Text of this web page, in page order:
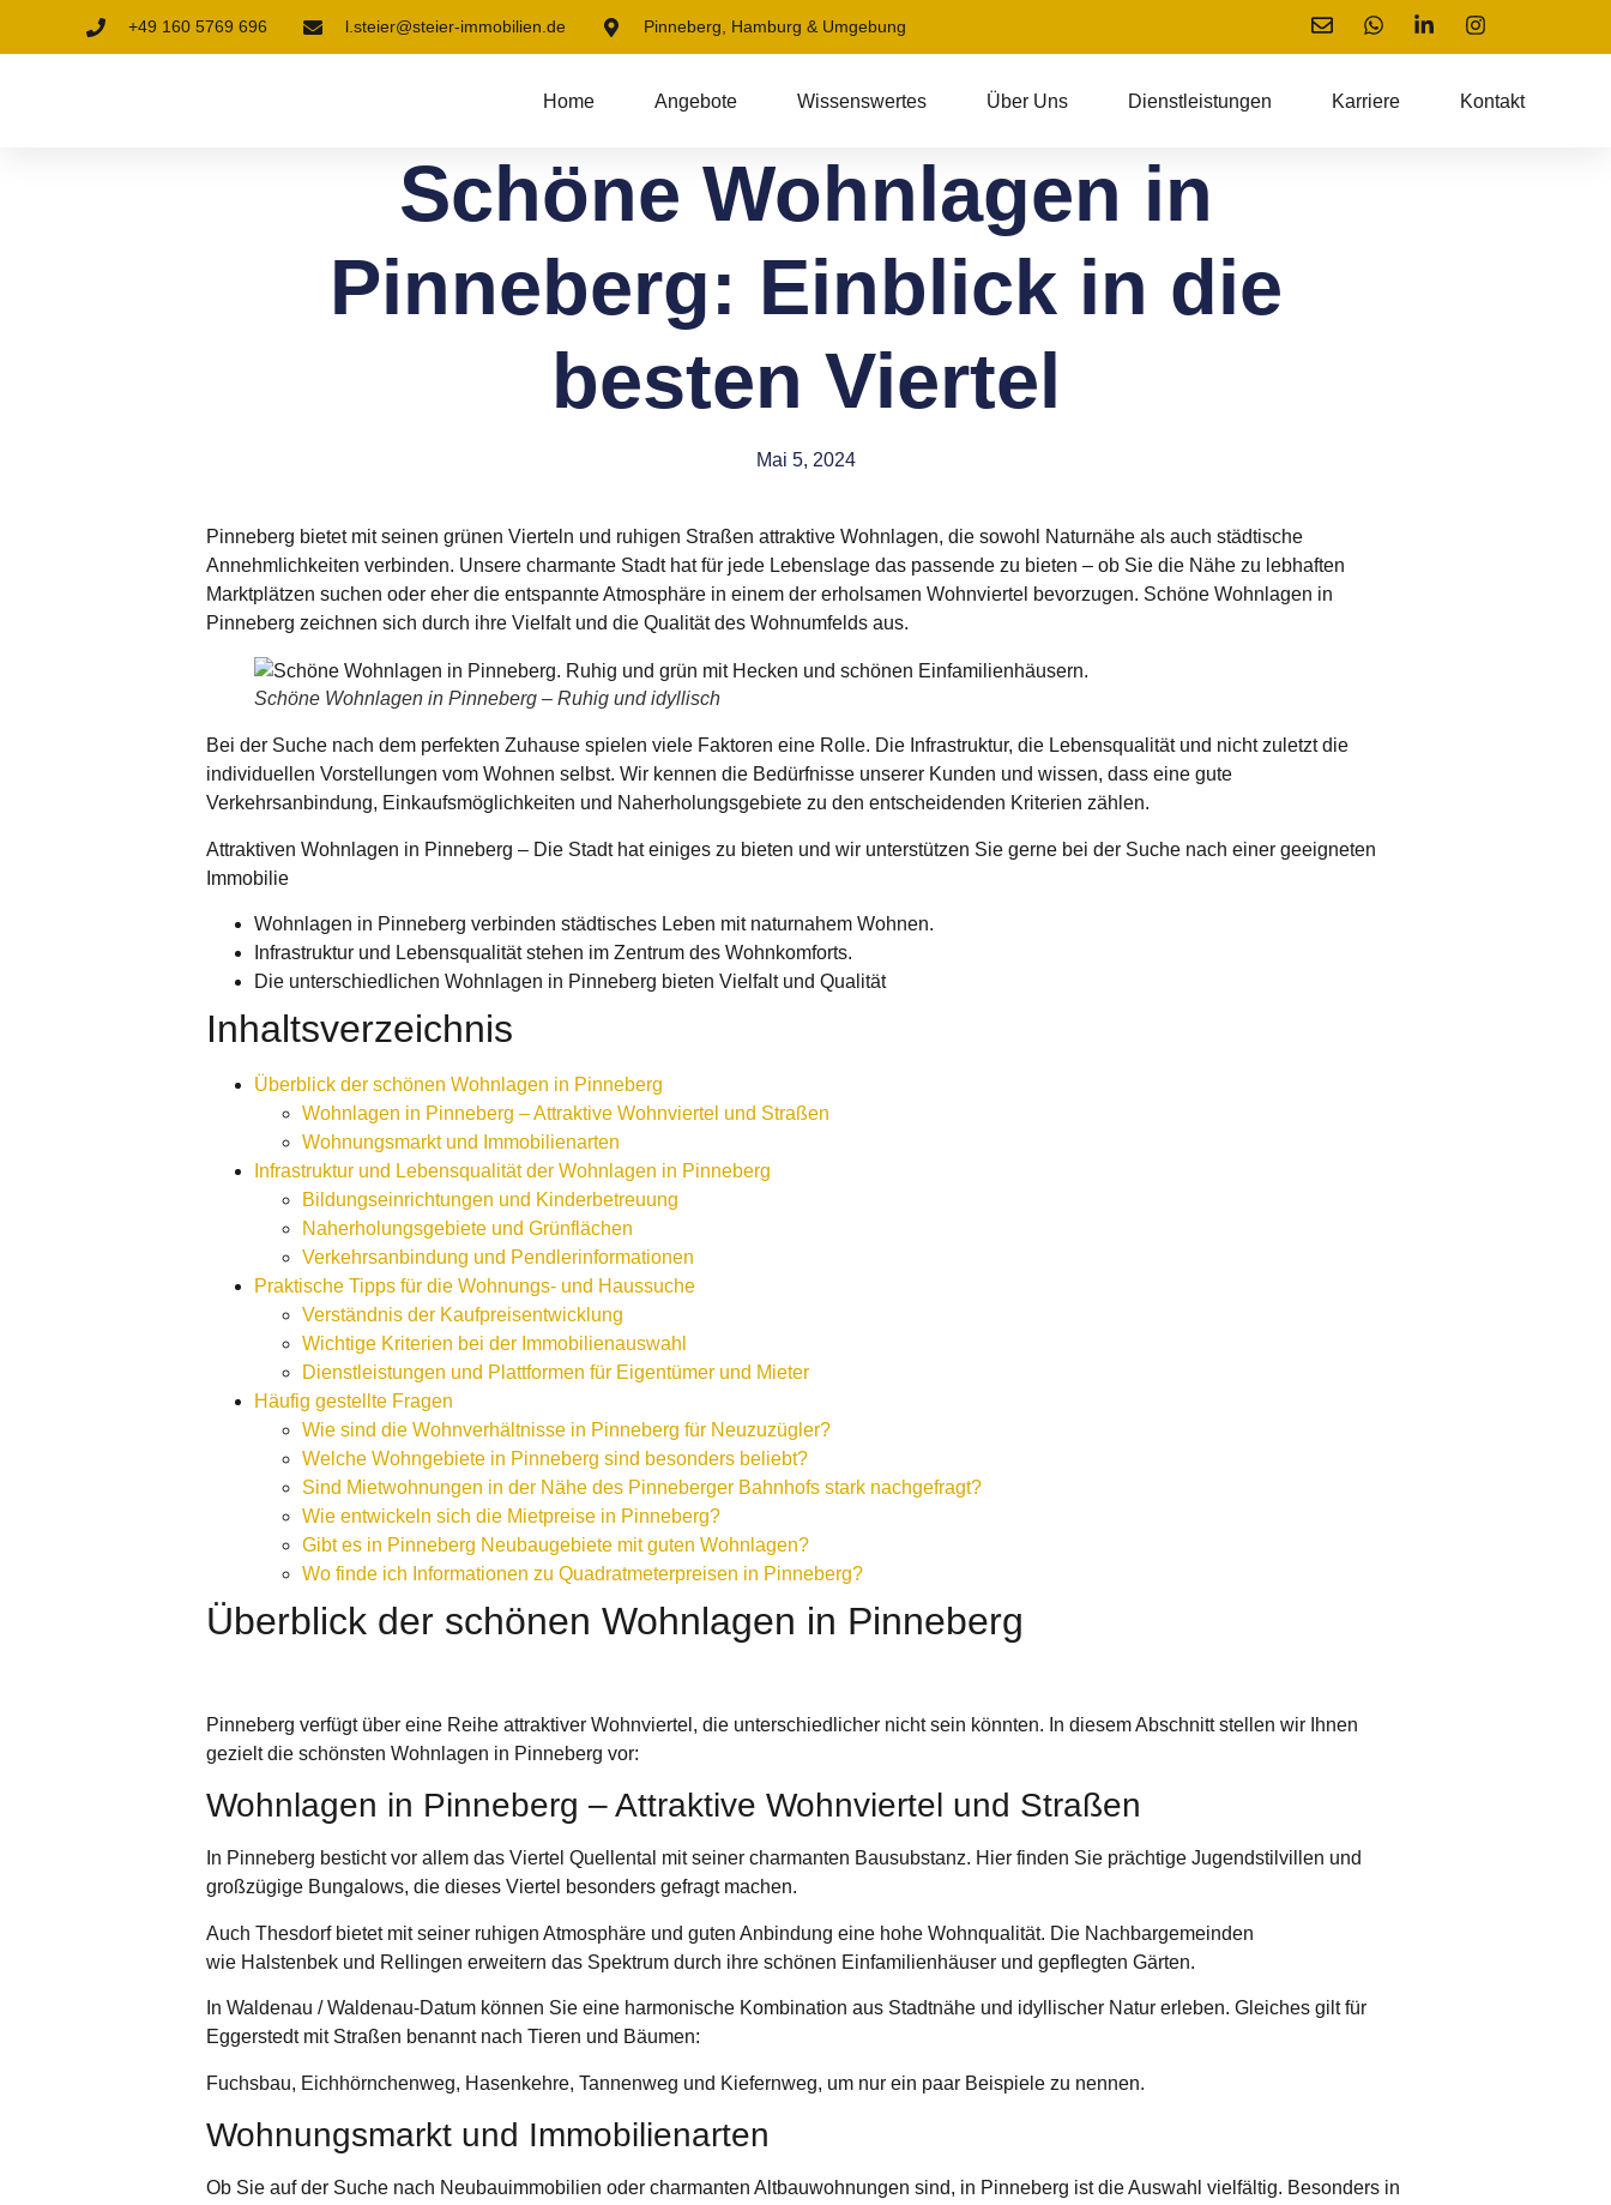
+49 160 5769 696 l.steier@steier-immobilien.de Pinneberg, Hamburg & Umgebung
Home Angebote Wissenswertes Über Uns Dienstleistungen Karriere Kontakt
Schöne Wohnlagen in
Pinneberg: Einblick in die
besten Viertel
Mai 5, 2024
Pinneberg bietet mit seinen grünen Vierteln und ruhigen Straßen attraktive Wohnlagen, die sowohl Naturnähe als auch städtische
Annehmlichkeiten verbinden. Unsere charmante Stadt hat für jede Lebenslage das passende zu bieten – ob Sie die Nähe zu lebhaften
Marktplätzen suchen oder eher die entspannte Atmosphäre in einem der erholsamen Wohnviertel bevorzugen. Schöne Wohnlagen in
Pinneberg zeichnen sich durch ihre Vielfalt und die Qualität des Wohnumfelds aus.
Schöne Wohnlagen in Pinneberg – Ruhig und idyllisch
Bei der Suche nach dem perfekten Zuhause spielen viele Faktoren eine Rolle. Die Infrastruktur, die Lebensqualität und nicht zuletzt die
individuellen Vorstellungen vom Wohnen selbst. Wir kennen die Bedürfnisse unserer Kunden und wissen, dass eine gute
Verkehrsanbindung, Einkaufsmöglichkeiten und Naherholungsgebiete zu den entscheidenden Kriterien zählen.
Attraktiven Wohnlagen in Pinneberg – Die Stadt hat einiges zu bieten und wir unterstützen Sie gerne bei der Suche nach einer geeigneten
Immobilie
Wohnlagen in Pinneberg verbinden städtisches Leben mit naturnahem Wohnen.
Infrastruktur und Lebensqualität stehen im Zentrum des Wohnkomforts.
Die unterschiedlichen Wohnlagen in Pinneberg bieten Vielfalt und Qualität
Inhaltsverzeichnis
Überblick der schönen Wohnlagen in Pinneberg
Wohnlagen in Pinneberg – Attraktive Wohnviertel und Straßen
Wohnungsmarkt und Immobilienarten
Infrastruktur und Lebensqualität der Wohnlagen in Pinneberg
Bildungseinrichtungen und Kinderbetreuung
Naherholungsgebiete und Grünflächen
Verkehrsanbindung und Pendlerinformationen
Praktische Tipps für die Wohnungs- und Haussuche
Verständnis der Kaufpreisentwicklung
Wichtige Kriterien bei der Immobilienauswahl
Dienstleistungen und Plattformen für Eigentümer und Mieter
Häufig gestellte Fragen
Wie sind die Wohnverhältnisse in Pinneberg für Neuzuzügler?
Welche Wohngebiete in Pinneberg sind besonders beliebt?
Sind Mietwohnungen in der Nähe des Pinneberger Bahnhofs stark nachgefragt?
Wie entwickeln sich die Mietpreise in Pinneberg?
Gibt es in Pinneberg Neubaugebiete mit guten Wohnlagen?
Wo finde ich Informationen zu Quadratmeterpreisen in Pinneberg?
Überblick der schönen Wohnlagen in Pinneberg
Pinneberg verfügt über eine Reihe attraktiver Wohnviertel, die unterschiedlicher nicht sein könnten. In diesem Abschnitt stellen wir Ihnen
gezielt die schönsten Wohnlagen in Pinneberg vor:
Wohnlagen in Pinneberg – Attraktive Wohnviertel und Straßen
In Pinneberg besticht vor allem das Viertel Quellental mit seiner charmanten Bausubstanz. Hier finden Sie prächtige Jugendstilvillen und
großzügige Bungalows, die dieses Viertel besonders gefragt machen.
Auch Thesdorfbietet mit seiner ruhigen Atmosphäre und guten Anbindung eine hohe Wohnqualität. Die Nachbargemeinden
wie Halstenbek und Rellingen erweitern das Spektrum durch ihre schönen Einfamilienhäuser und gepflegten Gärten.
In Waldenau /Waldenau-Datum können Sie eine harmonische Kombination aus Stadtnähe und idyllischer Natur erleben. Gleiches gilt für
Eggerstedtmit Straßen benannt nach Tieren und Bäumen:
Fuchsbau, Eichhörnchenweg, Hasenkehre, Tannenweg und Kiefernweg, um nur ein paar Beispiele zu nennen.
Wohnungsmarkt und Immobilienarten
Ob Sie auf der Suche nach Neubauimmobilien oder charmanten Altbauwohnungen sind, in Pinneberg ist die Auswahl vielfältig. Besonders in